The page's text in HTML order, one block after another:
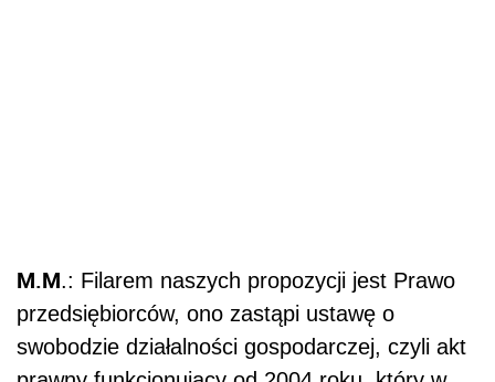
M.M.: Filarem naszych propozycji jest Prawo
przedsiębiorców, ono zastąpi ustawę o
swobodzie działalności gospodarczej, czyli akt